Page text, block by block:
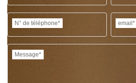
N° de téléphone* email*
Message*